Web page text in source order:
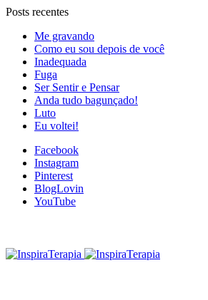
Posts recentes
Me gravando
Como eu sou depois de você
Inadequada
Fuga
Ser Sentir e Pensar
Anda tudo bagunçado!
Luto
Eu voltei!
Facebook
Instagram
Pinterest
BlogLovin
YouTube